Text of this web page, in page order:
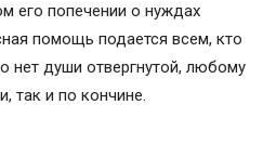
его попечении о нуждах
помощь подается всем, кто
нет души отвергнутой, любому
так и по кончине.